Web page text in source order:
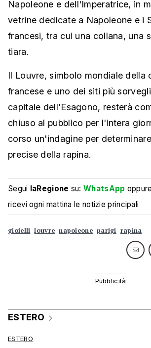
Napoleone e dell'Imperatrice, in
vetrine dedicate a Napoleone e i
francesi, tra cui una collana, una
tiara.
Il Louvre, simbolo mondiale della
francese e uno dei siti più
capitale dell'Esagono, resterà
chiuso al pubblico per l'intera
corso un'indagine per
precise della rapina.
Segui laRegione su:WhatsApp oppure
ricevi ogni mattina le notizie principali
gioielli louvre napoleone parigi rapina
ESTERO
ESTERO